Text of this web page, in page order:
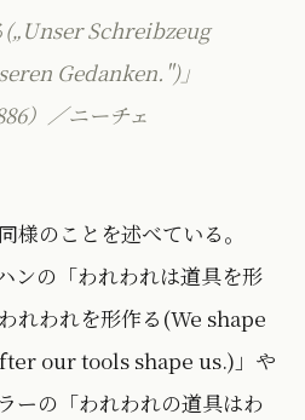
(„Unser Schreibzeug
Gedanken.")」
）／ニーチェ
様のことを述べている。
ンの「われわれは道具を形
れわれを形作る(We shape
our tools shape us.)」や
ーの「われわれの道具はわ